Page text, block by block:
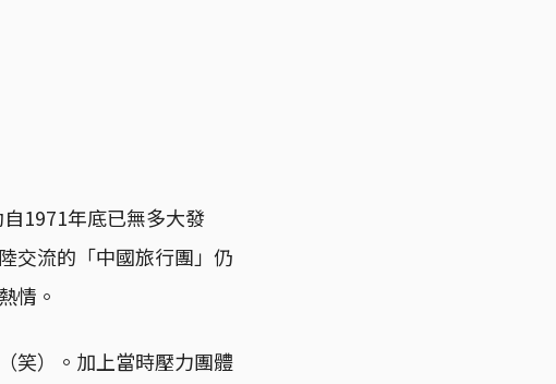
1971年底已無多大發
交流的「中國旅行團」仍
情。
笑）。加上當時壓力團體